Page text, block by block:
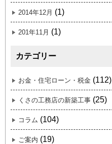
2014年12月 (1)
201年11月 (1)
カテゴリー
お金・住宅ローン・税金 (112)
くさの工務店の新築工事 (25)
コラム (104)
ご案内 (19)